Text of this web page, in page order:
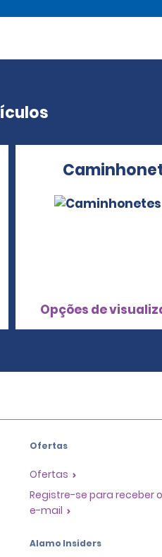
Opções de
Ofertas
Ofertas
Registre-se para receber
e-mail
Alamo Insiders